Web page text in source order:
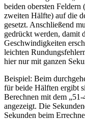
beiden obersten
zweiten Hälfte) auf die
gesetzt. Anschließend
gedrückt werden, damit
Geschwindigkeiten
leichten
hier nur mit ganzen
Beispiel: Beim
für beide Hälften ergibt
Berechnen mit dem
angezeigt. Die
Sekunden beim